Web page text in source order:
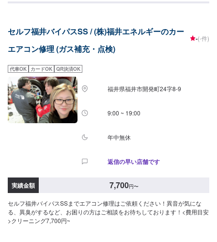
セルフ福井バイパスSS / (株)福井エネルギーのカー
エアコン修理 (ガス補充・点検)
-(-件)
代車OK カードOK QR決済OK
福井県福井市開発町24字8-9
9:00 ~ 19:00
年中無休
返信の早い店舗です
実績金額 7,700円〜
セルフ福井バイパスSSまでエアコン修理はご依頼ください！異音が気にな
る、異臭がするなど、お困りの方はご相談をお待ちしております！<費用目安
>クリーニング7,700円~